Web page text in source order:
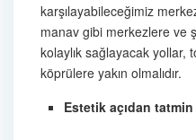
karşılayabileceğimiz
manav gibi merkezlere ve
kolaylık sağlayacak yollar,
köprülere yakın olmalıdır.
Estetik açıdan